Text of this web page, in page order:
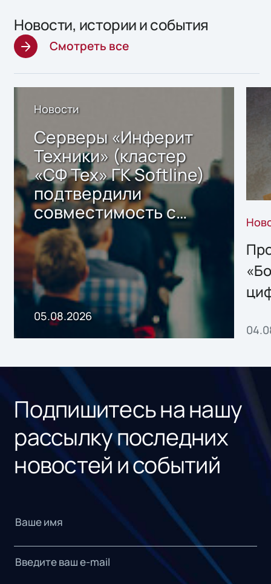
Новости, истории и события
Смотреть все
Новости
Серверы «Инферит
Техники» (кластер
«СФ Тех» ГК Softline)
подтвердили
совместимость с
решением Sharx
Storage 2.x для
хранения данных
05.08.2026
Подпишитесь на нашу
рассылку последних
новостей и событий